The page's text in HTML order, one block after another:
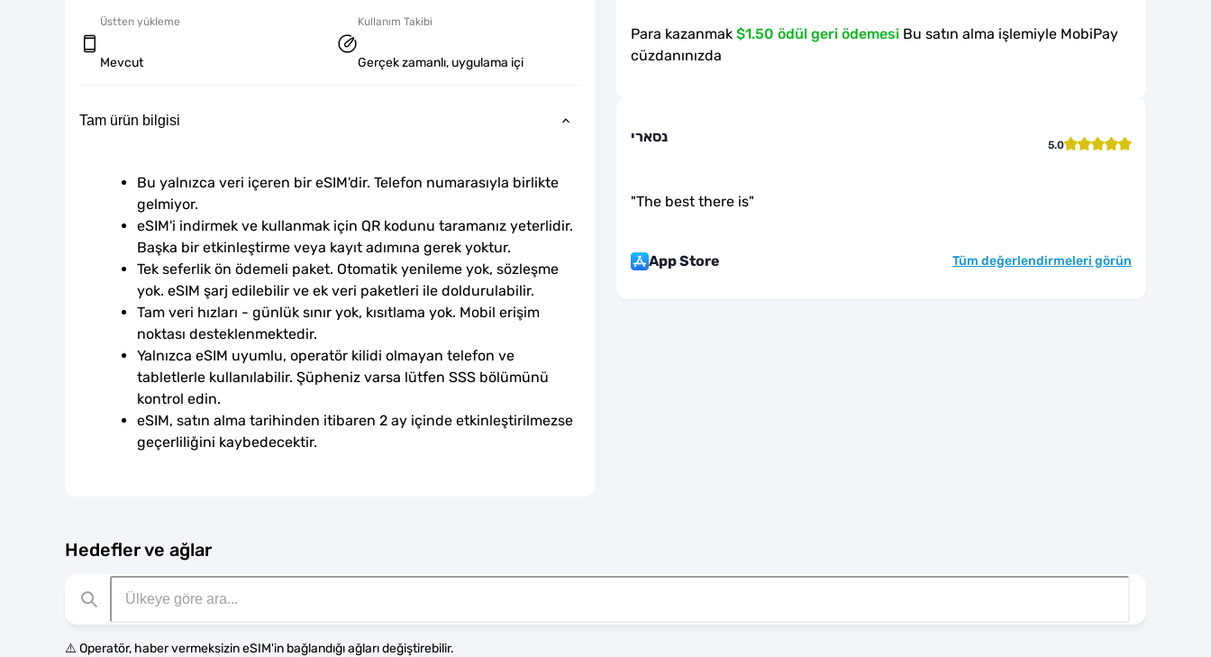
Üstten yükleme
Mevcut
Kullanım Takibi
Gerçek zamanlı, uygulama içi
Tam ürün bilgisi
Bu yalnızca veri içeren bir eSIM'dir. Telefon numarasıyla birlikte
gelmiyor.
eSIM'i indirmek ve kullanmak için QR kodunu taramanız yeterlidir.
Başka bir etkinleştirme veya kayıt adımına gerek yoktur.
Tek seferlik ön ödemeli paket. Otomatik yenileme yok, sözleşme
yok. eSIM şarj edilebilir ve ek veri paketleri ile doldurulabilir.
Tam veri hızları - günlük sınır yok, kısıtlama yok. Mobil erişim
noktası desteklenmektedir.
Yalnızca eSIM uyumlu, operatör kilidi olmayan telefon ve
tabletlerle kullanılabilir. Şüpheniz varsa lütfen SSS bölümünü
kontrol edin.
eSIM, satın alma tarihinden itibaren 2 ay içinde etkinleştirilmezse
geçerliliğini kaybedecektir.
Hedefler ve ağlar
⚠️ Operatör, haber vermeksizin eSIM'in bağlandığı ağları değiştirebilir.
Para kazanmak $1.50 ödül geri ödemesi Bu satın alma işlemiyle MobiPay
cüzdanınızda
נסארי 5.0
"The best there is"
App Store Tüm değerlendirmeleri görün